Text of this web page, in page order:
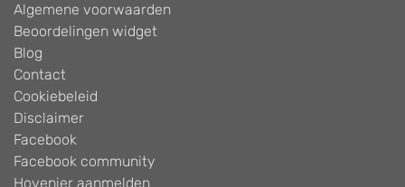
Algemene voorwaarden
Beoordelingen widget
Blog
Contact
Cookiebeleid
Disclaimer
Facebook
Facebook community
Hovenier aanmelden